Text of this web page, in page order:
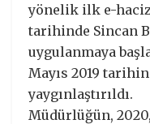
yönelik ilk e-haciz
tarihinde Sincan
uygulanmaya
Mayıs 2019
yaygınlaştırıldı.
Müdürlüğün, 2020,